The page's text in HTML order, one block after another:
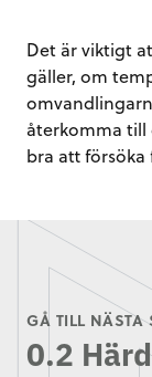
Det är viktigt
gäller, om
återkomma
bra att försöka
GÅ TILL NÄSTA
0.2